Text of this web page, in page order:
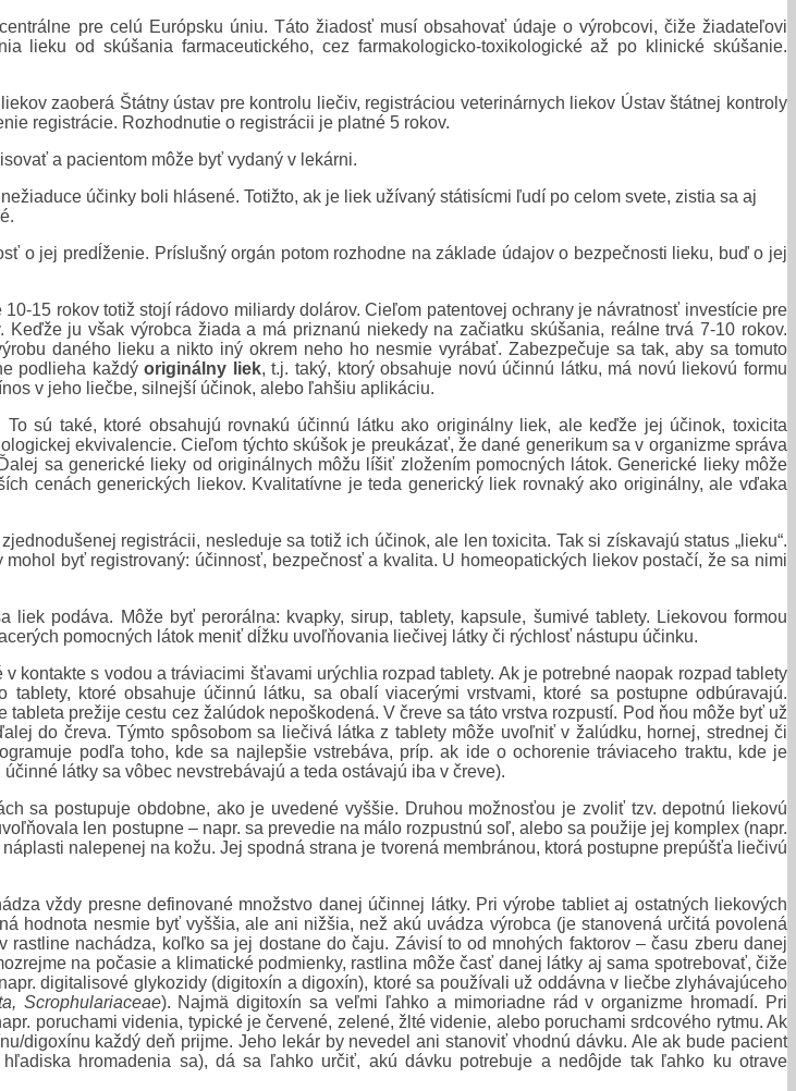
pre celú Európsku úniu. Táto žiadosť musí obsahovať údaje o výrobcovi, čiže žiadateľovi
lieku od skúšania farmaceutického, cez farmakologicko-toxikologické až po klinické skúšanie.
zaoberá Štátny ústav pre kontrolu liečiv, registráciou veterinárnych liekov Ústav štátnej kontroly
registrácie. Rozhodnutie o registrácii je platné 5 rokov.
a pacientom môže byť vydaný v lekárni.
účinky boli hlásené. Totižto, ak je liek užívaný státisícmi ľudí po celom svete, zistia sa aj
o jej predĺženie. Príslušný orgán potom rozhodne na základe údajov o bezpečnosti lieku, buď o jej
15 rokov totiž stojí rádovo miliardy dolárov. Cieľom patentovej ochrany je návratnosť investície pre
ju však výrobca žiada a má priznanú niekedy na začiatku skúšania, reálne trvá 7-10 rokov.
daného lieku a nikto iný okrem neho ho nesmie vyrábať. Zabezpečuje sa tak, aby sa tomuto
podlieha každýoriginálny liek, t.j. taký, ktorý obsahuje novú účinnú látku, má novú liekovú formu
v jeho liečbe, silnejší účinok, alebo ľahšiu aplikáciu.
To sú také, ktoré obsahujú rovnakú účinnú látku ako originálny liek, ale keďže jej účinok, toxicita
ekvivalencie. Cieľom týchto skúšok je preukázať, že dané generikum sa v organizme správa
sa generické lieky od originálnych môžu líšiť zložením pomocných látok. Generické lieky môže
cenách generických liekov. Kvalitatívne je teda generický liek rovnaký ako originálny, ale vďaka
registrácii, nesleduje sa totiž ich účinok, ale len toxicita. Tak si získavajú status „lieku“.
byť registrovaný: účinnosť, bezpečnosť a kvalita. U homeopatických liekov postačí, že sa nimi
liek podáva. Môže byť perorálna: kvapky, sirup, tablety, kapsule, šumivé tablety. Liekovou formou
pomocných látok meniť dĺžku uvoľňovania liečivej látky či rýchlosť nástupu účinku.
kontakte s vodou a tráviacimi šťavami urýchlia rozpad tablety. Ak je potrebné naopak rozpad tablety
ktoré obsahuje účinnú látku, sa obalí viacerými vrstvami, ktoré sa postupne odbúravajú.
prežije cestu cez žalúdok nepoškodená. V čreve sa táto vrstva rozpustí. Pod ňou môže byť už
do čreva. Týmto spôsobom sa liečivá látka z tablety môže uvoľniť v žalúdku, hornej, strednej či
podľa toho, kde sa najlepšie vstrebáva, príp. ak ide o ochorenie tráviaceho traktu, kde je
látky sa vôbec nevstrebávajú a teda ostávajú iba v čreve).
sa postupuje obdobne, ako je uvedené vyššie. Druhou možnosťou je zvoliť tzv. depotnú liekovú
len postupne – napr. sa prevedie na málo rozpustnú soľ, alebo sa použije jej komplex (napr.
nalepenej na kožu. Jej spodná strana je tvorená membránou, ktorá postupne prepúšťa liečivú
vždy presne definované množstvo danej účinnej látky. Pri výrobe tabliet aj ostatných liekových
hodnota nesmie byť vyššia, ale ani nižšia, než akú uvádza výrobca (je stanovená určitá povolená
nachádza, koľko sa jej dostane do čaju. Závisí to od mnohých faktorov – času zberu danej
na počasie a klimatické podmienky, rastlina môže časť danej látky aj sama spotrebovať, čiže
digitalisové glykozidy (digitoxín a digoxín), ktoré sa používali už oddávna v liečbe zlyhávajúceho
Scrophulariaceae). Najmä digitoxín sa veľmi ľahko a mimoriadne rád v organizme hromadí. Pri
poruchami videnia, typické je červené, zelené, žlté videnie, alebo poruchami srdcového rytmu. Ak
digoxínu každý deň prijme. Jeho lekár by nevedel ani stanoviť vhodnú dávku. Ale ak bude pacient
hromadenia sa), dá sa ľahko určiť, akú dávku potrebuje a nedôjde tak ľahko ku otrave